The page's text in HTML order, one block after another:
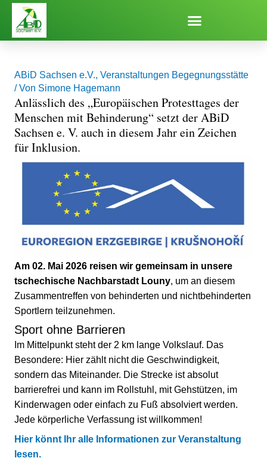
Inhalt
springen
ABiD Sachsen e.V., Veranstaltungen Begegnungsstätte
/ Von Simone Hagemann
Anlässlich des „Europäischen Protesttages der
Menschen mit Behinderung“ setzt der ABiD
Sachsen e. V. auch in diesem Jahr ein Zeichen
für Inklusion.
Am 02. Mai 2026 reisen wir gemeinsam in unsere
tschechische Nachbarstadt Louny, um an diesem
Zusammentreffen von behinderten und nichtbehinderten
Sportlern teilzunehmen.
Sport ohne Barrieren
Im Mittelpunkt steht der 2 km lange Volkslauf. Das
Besondere: Hier zählt nicht die Geschwindigkeit,
sondern das Miteinander. Die Strecke ist absolut
barrierefrei und kann im Rollstuhl, mit Gehstützen, im
Kinderwagen oder einfach zu Fuß absolviert werden.
Jede körperliche Verfassung ist willkommen!
Hier könnt Ihr alle Informationen zur Veranstaltung
lesen.